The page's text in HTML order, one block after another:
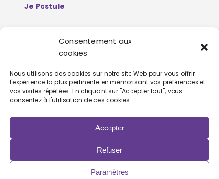
Consentement aux
cookies
Nous utilisons des cookies sur notre site Web pour vous offrir
l'expérience la plus pertinente en mémorisant vos préférences et
vos visites répétées. En cliquant sur "Accepter tout", vous
consentez à l'utilisation de ces cookies.
Accepter
Refuser
Paramètres
Je Postule
Mentions Légales
Politique De Protection De Données
Personnelles